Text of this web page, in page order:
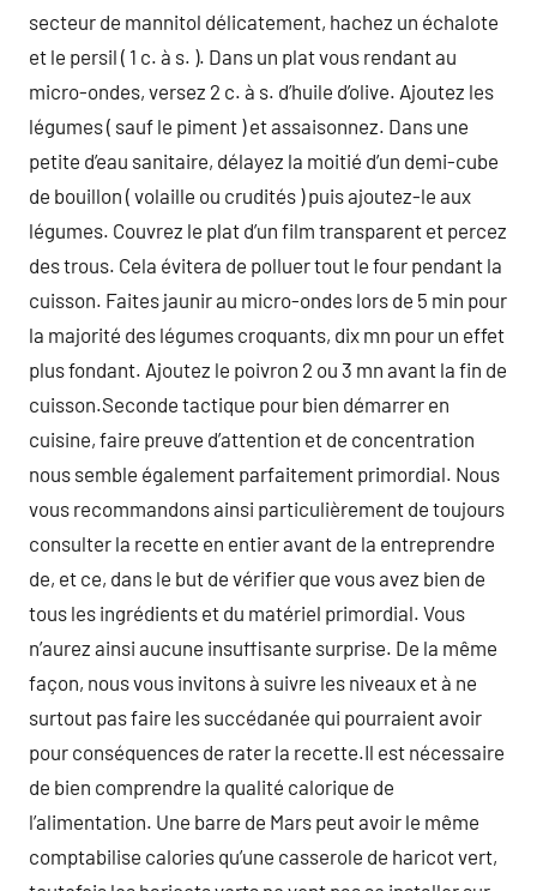
secteur de mannitol délicatement, hachez un échalote
et le persil ( 1 c. à s. ). Dans un plat vous rendant au
micro-ondes, versez 2 c. à s. d’huile d’olive. Ajoutez les
légumes ( sauf le piment ) et assaisonnez. Dans une
petite d’eau sanitaire, délayez la moitié d’un demi-cube
de bouillon ( volaille ou crudités ) puis ajoutez-le aux
légumes. Couvrez le plat d’un film transparent et percez
des trous. Cela évitera de polluer tout le four pendant la
cuisson. Faites jaunir au micro-ondes lors de 5 min pour
la majorité des légumes croquants, dix mn pour un effet
plus fondant. Ajoutez le poivron 2 ou 3 mn avant la fin de
cuisson.Seconde tactique pour bien démarrer en
cuisine, faire preuve d’attention et de concentration
nous semble également parfaitement primordial. Nous
vous recommandons ainsi particulièrement de toujours
consulter la recette en entier avant de la entreprendre
de, et ce, dans le but de vérifier que vous avez bien de
tous les ingrédients et du matériel primordial. Vous
n’aurez ainsi aucune insuffisante surprise. De la même
façon, nous vous invitons à suivre les niveaux et à ne
surtout pas faire les succédanée qui pourraient avoir
pour conséquences de rater la recette.Il est nécessaire
de bien comprendre la qualité calorique de
l’alimentation. Une barre de Mars peut avoir le même
comptabilise calories qu’une casserole de haricot vert,